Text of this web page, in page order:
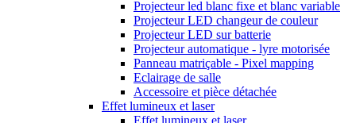
Projecteur led blanc fixe et blanc variable
Projecteur LED changeur de couleur
Projecteur LED sur batterie
Projecteur automatique - lyre motorisée
Panneau matriçable - Pixel mapping
Eclairage de salle
Accessoire et pièce détachée
Effet lumineux et laser
Effet lumineux et laser